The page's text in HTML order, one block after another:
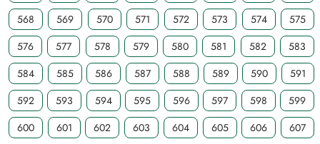
568
569 570 571 572 573 574
575
576
577 578 579 580 581 582
583
584
585 586 587 588 589 590
591
592
593 594 595 596 597 598
599
600
601 602 603 604 605 606
607